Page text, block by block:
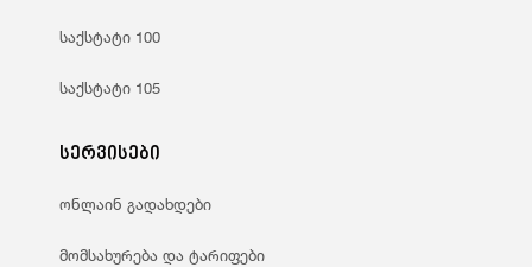
საქსტატი 100
საქსტატი 105
სერვისები
ონლაინ გადახდები
მომსახურება და ტარიფები